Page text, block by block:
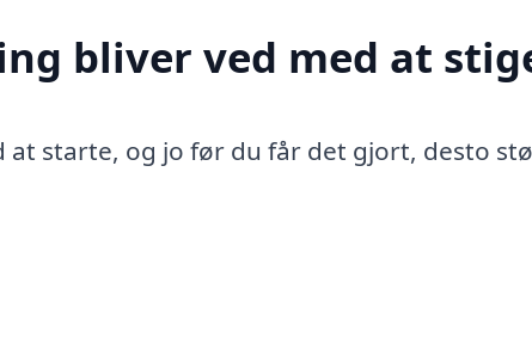
bliver ved med at
starte, og jo før du får det gjort, desto